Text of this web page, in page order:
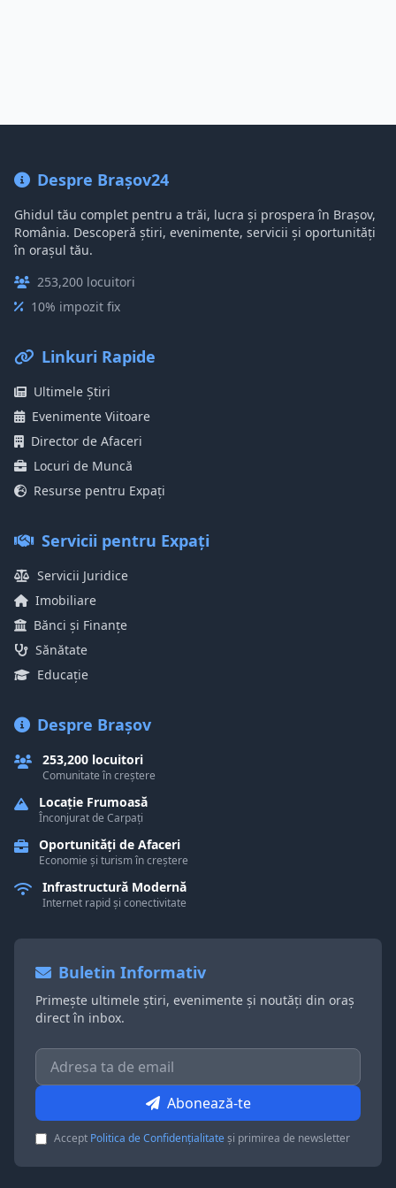
Despre Brașov24
Ghidul tău complet pentru a trăi, lucra și prospera în Brașov,
România. Descoperă știri, evenimente, servicii și oportunități
în orașul tău.
253,200 locuitori
10% impozit fix
Linkuri Rapide
Ultimele Știri
Evenimente Viitoare
Director de Afaceri
Locuri de Muncă
Resurse pentru Expați
Servicii pentru Expați
Servicii Juridice
Imobiliare
Bănci și Finanțe
Sănătate
Educație
Despre Brașov
253,200 locuitori
Comunitate în creștere
Locație Frumoasă
Înconjurat de Carpați
Oportunități de Afaceri
Economie și turism în creștere
Infrastructură Modernă
Internet rapid și conectivitate
Buletin Informativ
Primește ultimele știri, evenimente și noutăți din oraș
direct în inbox.
Abonează-te
Accept Politica de Confidențialitateși primirea de newsletter